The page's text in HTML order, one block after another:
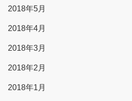
2018年5月
2018年4月
2018年3月
2018年2月
2018年1月